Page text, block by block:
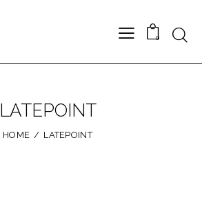
0
LATEPOINT
HOME LATEPOINT